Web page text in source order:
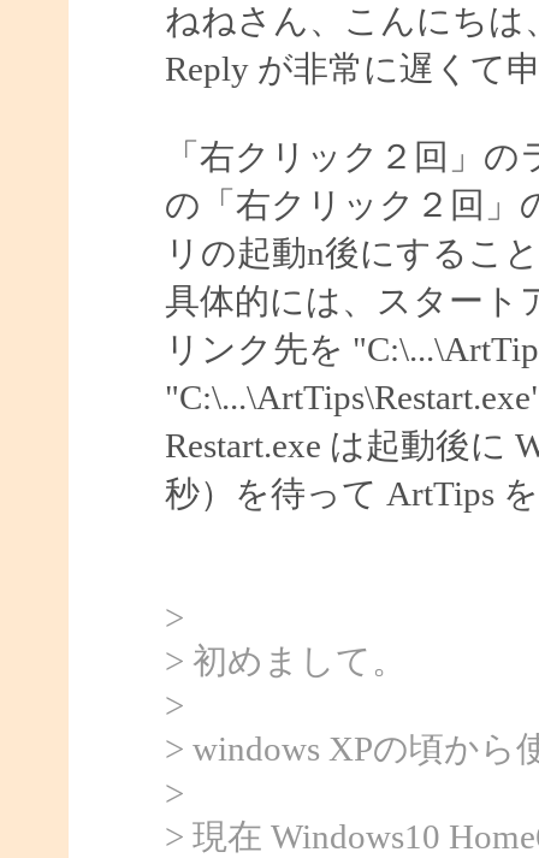
ねねさん、こんにちは
Reply が非常に遅くて
「右クリック２回」
の「右クリック２回」
リの起動n後にするこ
具体的には、スタート
リンク先を
Restart.exe は起動後に
秒）を待って ArtTips
>
> 初めまして。
>
> windows XPの頃か
>
> 現在 Windows10